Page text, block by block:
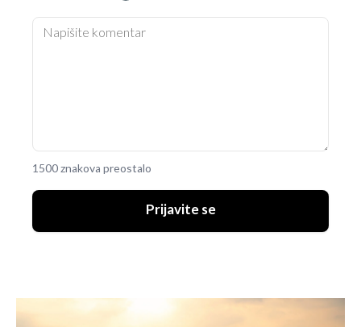
1500 znakova preostalo
Prijavite se